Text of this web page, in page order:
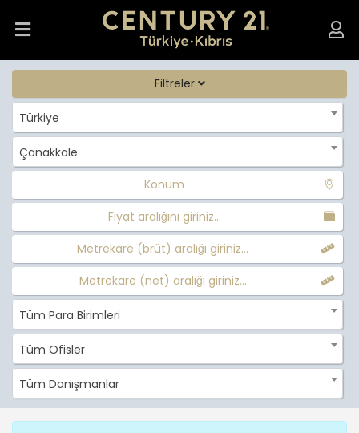
Filtreler
Türkiye
Çanakkale
Konum
Fiyat aralığını giriniz...
Metrekare (brüt) aralığı giriniz...
Metrekare (net) aralığı giriniz...
Tüm Para Birimleri
Tüm Ofisler
Tüm Danışmanlar